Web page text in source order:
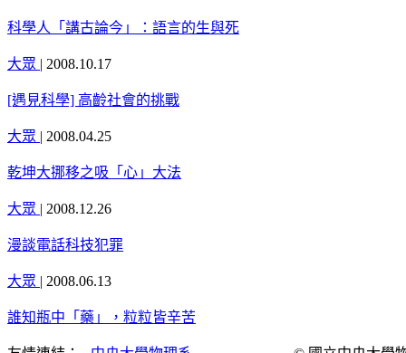
科學人「講古論今」：語言的生與死
大眾 | 2008.10.17
[遇見科學] 高齡社會的挑戰
大眾 | 2008.04.25
乾坤大挪移之吸「心」大法
大眾 | 2008.12.26
漫談電話科技犯罪
大眾 | 2008.06.13
誰知瓶中「藥」，粒粒皆辛苦